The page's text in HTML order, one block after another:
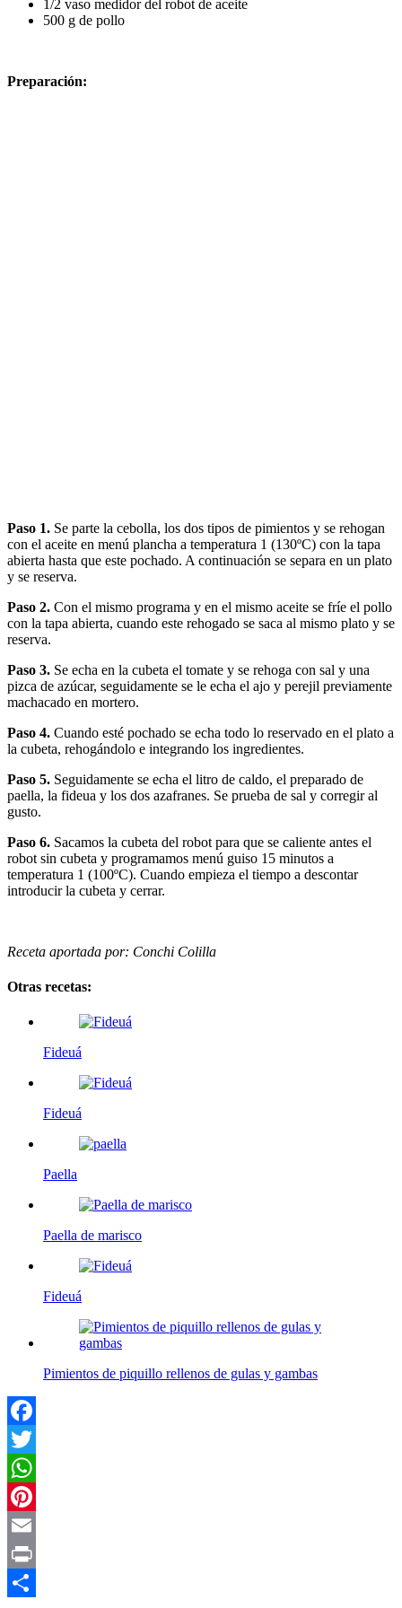
1/2 vaso medidor del robot de aceite
500 g de pollo
Preparación:
Paso 1. Se parte la cebolla, los dos tipos de pimientos y se rehogan
con el aceite en menú plancha a temperatura 1 (130ºC) con la tapa
abierta hasta que este pochado. A continuación se separa en un plato
y se reserva.
Paso 2. Con el mismo programa y en el mismo aceite se fríe el pollo
con la tapa abierta, cuando este rehogado se saca al mismo plato y se
reserva.
Paso 3. Se echa en la cubeta el tomate y se rehoga con sal y una
pizca de azúcar, seguidamente se le echa el ajo y perejil previamente
machacado en mortero.
Paso 4. Cuando esté pochado se echa todo lo reservado en el plato a
la cubeta, rehogándolo e integrando los ingredientes.
Paso 5. Seguidamente se echa el litro de caldo, el preparado de
paella, la fideua y los dos azafranes. Se prueba de sal y corregir al
gusto.
Paso 6. Sacamos la cubeta del robot para que se caliente antes el
robot sin cubeta y programamos menú guiso 15 minutos a
temperatura 1 (100ºC). Cuando empieza el tiempo a descontar
introducir la cubeta y cerrar.
Receta aportada por: Conchi Colilla
Otras recetas:
Fideuá
Fideuá
Paella
Paella de marisco
Fideuá
Pimientos de piquillo rellenos de gulas y gambas
Facebook
Twitter
WhatsApp
Pinterest
Email
Print